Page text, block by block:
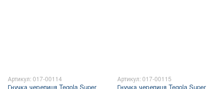
Артикул: 017-00114
Гнучка черепиця Tegola Super
Артикул: 017-00115
Гнучка черепиця Tegola Super